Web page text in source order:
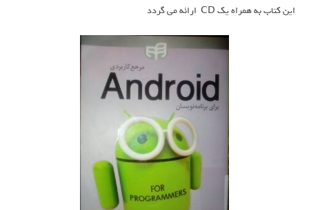
این کتاب به همراه یک CD ارائه می گردد